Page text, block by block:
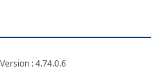
Version : 4.74.0.6